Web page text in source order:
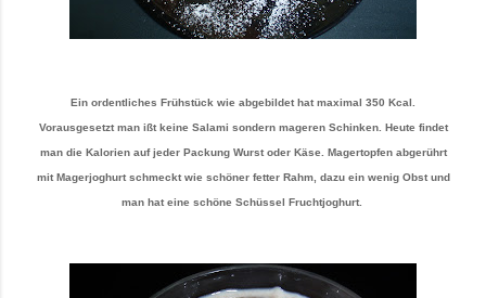
Ein ordentliches Frühstück wie abgebildet hat maximal 350 Kcal.
Vorausgesetzt man ißt keine Salami sondern mageren Schinken. Heute findet
man die Kalorien auf jeder Packung Wurst oder Käse. Magertopfen abgerührt
mit Magerjoghurt schmeckt wie schöner fetter Rahm, dazu ein wenig Obst und
man hat eine schöne Schüssel Fruchtjoghurt.